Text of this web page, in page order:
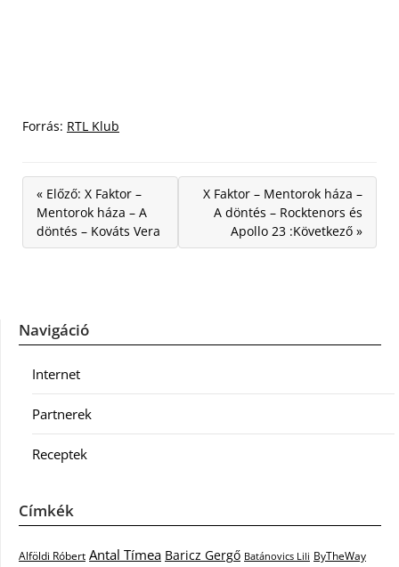
Forrás: RTL Klub
« Előző: X Faktor –
Mentorok háza – A
döntés – Kováts Vera
X Faktor – Mentorok háza –
A döntés – Rocktenors és
Apollo 23 :Következő »
Navigáció
Internet
Partnerek
Receptek
Címkék
Alföldi Róbert Antal Tímea Baricz Gergő Batánovics Lili ByTheWay